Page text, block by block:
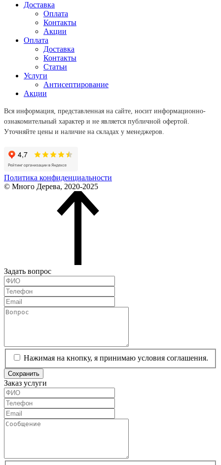
Доставка
Оплата
Контакты
Акции
Оплата
Доставка
Контакты
Статьи
Услуги
Антисептирование
Акции
Вся информация, представленная на сайте, носит информационно-
ознакомительный характер и не является публичной офертой.
Уточняйте цены и наличие на складах у менеджеров.
Политика конфиденциальности
© Много Дерева, 2020-2025
Задать вопрос
Нажимая на кнопку, я принимаю условия соглашения.
Сохранить
Заказ услуги